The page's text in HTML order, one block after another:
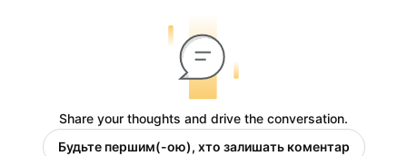
Share your thoughts and drive the conversation.
Будьте першим(-ою), хто залишать коментар